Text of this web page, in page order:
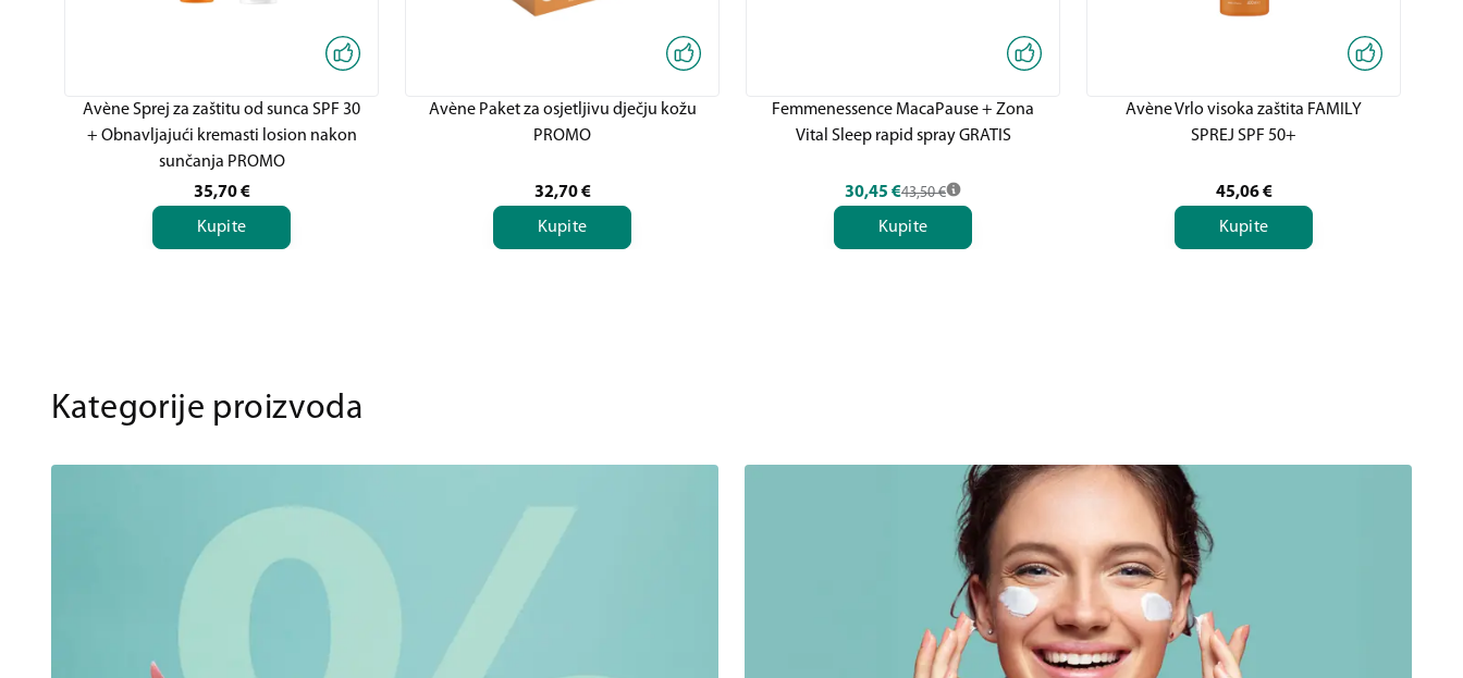
Avène Sprej za zaštitu od sunca SPF 30
+ Obnavljajući kremasti losion nakon
sunčanja PROMO
35,70 €
Kupite
Avène Paket za osjetljivu dječju kožu
PROMO
32,70 €
Kupite
Femmenessence MacaPause + Zona
Vital Sleep rapid spray GRATIS
30,45 €43,50 €
Kupite
Avène Vrlo visoka zaštita FAMILY
SPREJ SPF 50+
45,06 €
Kupite
Kategorije proizvoda